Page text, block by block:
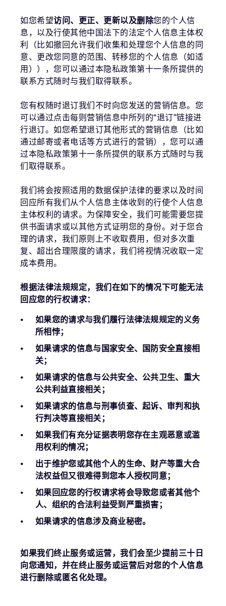
如您希望访问、更正、更新以及删除您的个人信
息，以及行使其他中国法下的法定个人信息主体权
利（比如撤回允许我们收集和处理您个人信息的同
意、更改您同意的范围、转移您的个人信息（如适
用）），您可以通过本隐私政策第十一条所提供的
联系方式随时与我们取得联系。
您有权随时退订我们不时向您发送的营销信息。您
可以通过点击每则营销信息中所列的“退订”链接进
行退订。如您希望退订其他形式的营销信息（比如
通过邮寄或者电话等方式进行的营销），您可以通
过本隐私政策第十一条所提供的联系方式随时与我
们取得联系。
我们将会按照适用的数据保护法律的要求以及时间
回应所有我们从个人信息主体收到的行使个人信息
主体权利的请求。为保障安全，我们可能需要您提
供书面请求或以其他方式证明您的身份。对于您合
理的请求，我们原则上不收取费用，但对多次重
复、超出合理限度的请求，我们将视情况收取一定
成本费用。
根据法律法规规定，我们在如下的情况下可能无法
回应您的行权请求：
如果您的请求与我们履行法律法规规定的义务
所相悖；
如果请求的信息与国家安全、国防安全直接相
关；
如果请求的信息与公共安全、公共卫生、重大
公共利益直接相关；
如果请求的信息与刑事侦查、起诉、审判和执
行判决等直接相关；
如果我们有充分证据表明您存在主观恶意或滥
用权利的情况；
出于维护您或其他个人的生命、财产等重大合
法权益但又很难得到您本人授权同意；
如果回应您的行权请求将会导致您或者其他个
人、组织的合法利益受到严重损害；
如果请求的信息涉及商业秘密。
如果我们终止服务或运营，我们会至少提前三十日
向您通知，并在终止服务或运营后对您的个人信息
进行删除或匿名化处理。